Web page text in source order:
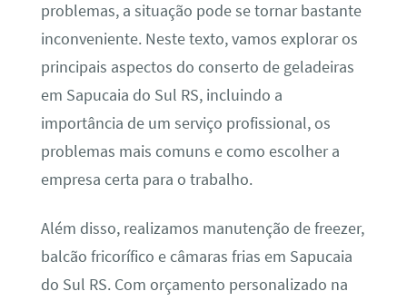
problemas, a situação pode se tornar bastante
inconveniente. Neste texto, vamos explorar os
principais aspectos do conserto de geladeiras
em Sapucaia do Sul RS, incluindo a
importância de um serviço profissional, os
problemas mais comuns e como escolher a
empresa certa para o trabalho.
Além disso, realizamos manutenção de freezer,
balcão fricorífico e câmaras frias em Sapucaia
do Sul RS. Com orçamento personalizado na